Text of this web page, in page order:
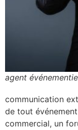
agent
communication
de tout
commercial, un